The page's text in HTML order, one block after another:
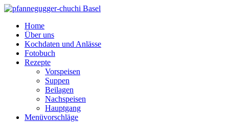
Home
Über uns
Kochdaten und Anlässe
Fotobuch
Rezepte
Vorspeisen
Suppen
Beilagen
Nachspeisen
Hauptgang
Menüvorschläge